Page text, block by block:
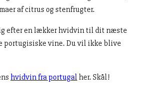
af citrus og stenfrugter.
efter en lækker hvidvin til dit næste
portugisiske vine. Du vil ikke blive
hvidvin fra portugal her. Skål!